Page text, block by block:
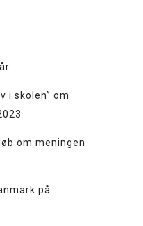
i skolen” om
om meningen
på